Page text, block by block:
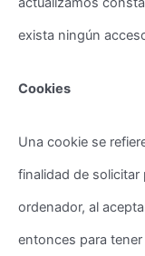
exista ningún
Cookies
Una cookie se
finalidad de solicitar
ordenador, al
entonces para